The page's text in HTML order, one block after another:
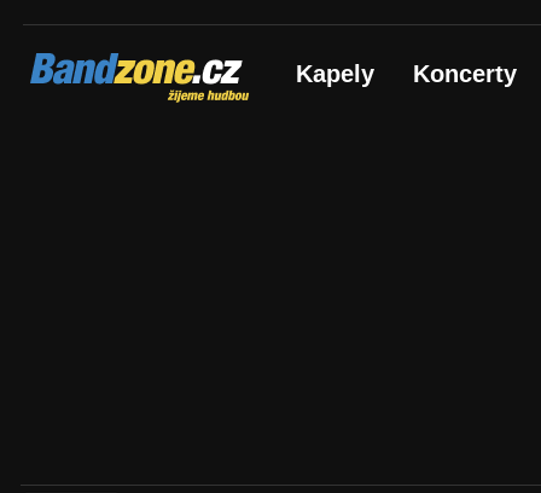
Bandzone.cz
žijeme hudbou Kapely Koncerty